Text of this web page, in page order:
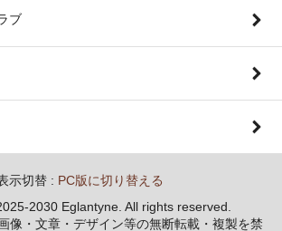
ブ
示切替 : PC版に切り替える
2030 Eglantyne. All rights reserved.
像・文章・デザイン等の無断転載・複製を禁